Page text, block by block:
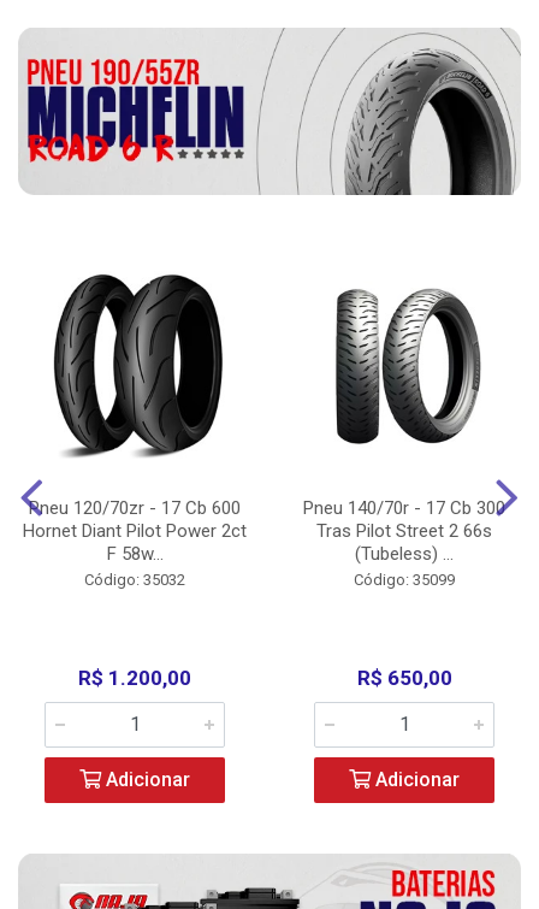
Pneu 120/70zr - 17 Cb 600
Hornet Diant Pilot Power 2ct
F 58w...
Código: 35032
R$ 1.200,00
Adicionar
Pneu 140/70r - 17 Cb 300
Tras Pilot Street 2 66s
(Tubeless) ...
Código: 35099
R$ 650,00
Adicionar